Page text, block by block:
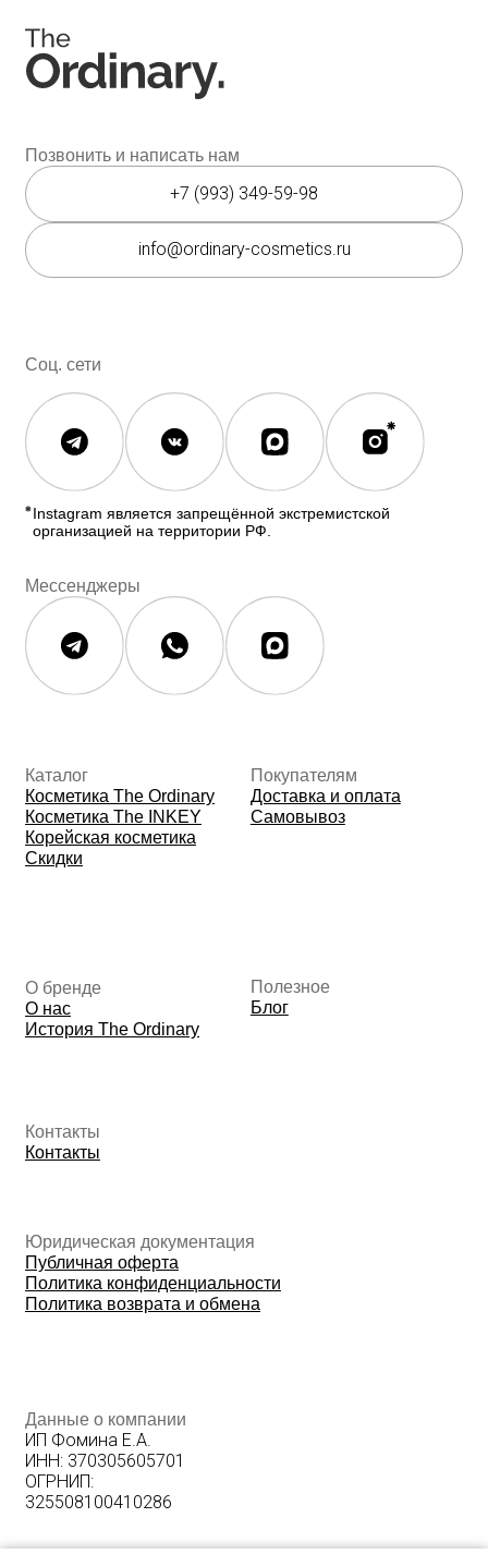
© 2026 The Ordinary Cosmetics
Публичная оферта
Политика конфиденциальности
Политика возврата и обмена
Контакты
История The Ordinary
Самовывоз
Косметика The Ordinary
Косметика The INKEY
Корейская косметика
Скидки
ИП Фомина Е.А.
ИНН: 370305605701
Мессенджеры
info@ordinary-cosmetics.ru
Соц. сети